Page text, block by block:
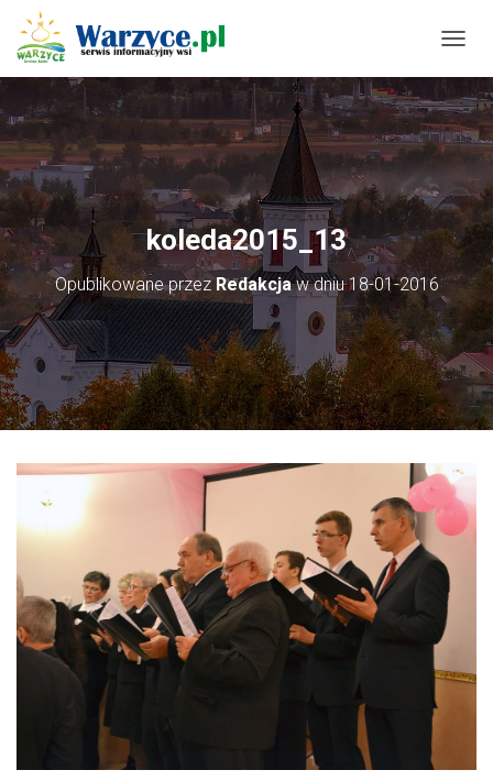
R
Z
E
Ł
Z
A
I
G
A
J
koleda2015_13
Opublikowane przezRedakcjaw dniu18-01-2016